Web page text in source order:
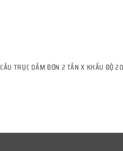
CẦU TRỤC DẦM ĐƠN 2 TẤN X KHẨU ĐỘ